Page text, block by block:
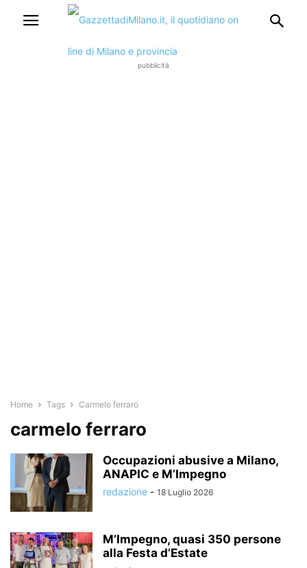
pubblicità
Home Tags Carmelo ferraro
carmelo ferraro
Occupazioni abusive a Milano,
ANAPIC e M’Impegno
redazione - 18 Luglio 2026
M’Impegno, quasi 350 persone
alla Festa d’Estate